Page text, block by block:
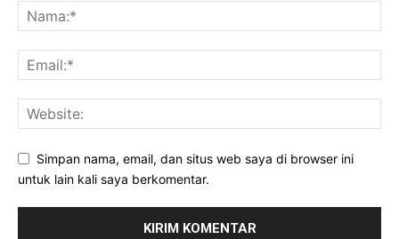
Simpan nama, email, dan situs web saya di browser ini
untuk lain kali saya berkomentar.